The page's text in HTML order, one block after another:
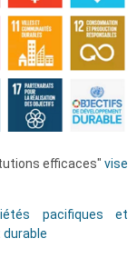
efficaces" vise
pacifiques et